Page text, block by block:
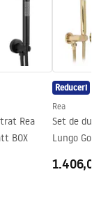
de podea
Rea
BOX
Reduceri
Rea
Set de duș
Lungo Gold
1.406,00